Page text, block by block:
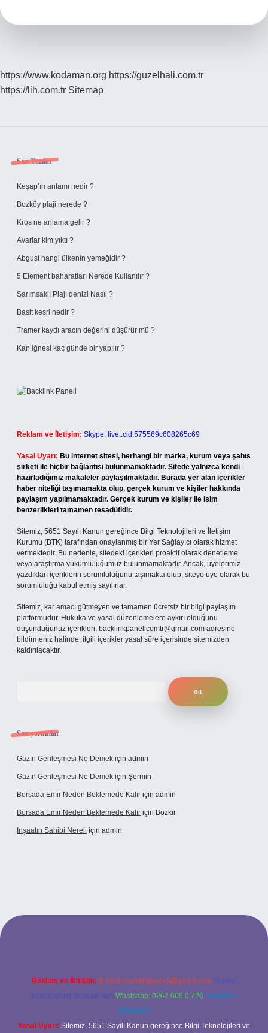
https://www.kodaman.org https://guzelhali.com.tr
https://lih.com.tr Sitemap
Sidebar
Son Yazılar
Keşap’ın anlamı nedir ?
Bozköy plaji nerede ?
Kros ne anlama gelir ?
Avarlar kim yıktı ?
Abguşt hangi ülkenin yemeğidir ?
5 Element baharatları Nerede Kullanılır ?
Sarımsaklı Plajı denizi Nasıl ?
Basit kesri nedir ?
Tramer kaydı aracın değerini düşürür mü ?
Kan iğnesi kaç günde bir yapılır ?
Reklam ve İletişim: Skype: live:.cid.575569c608265c69
Yasal Uyarı: Bu internet sitesi, herhangi bir marka, kurum veya şahıs
şirketi ile hiçbir bağlantısı bulunmamaktadır. Sitede yalnızca kendi
hazırladığımız makaleler paylaşılmaktadır. Burada yer alan içerikler
haber niteliği taşımamakta olup, gerçek kurum ve kişiler hakkında
paylaşım yapılmamaktadır. Gerçek kurum ve kişiler ile isim
benzerlikleri tamamen tesadüfidir.
Sitemiz, 5651 Sayılı Kanun gereğince Bilgi Teknolojileri ve İletişim
Kurumu (BTK) tarafından onaylanmış bir Yer Sağlayıcı olarak hizmet
vermektedir. Bu nedenle, sitedeki içerikleri proaktif olarak denetleme
veya araştırma yükümlülüğümüz bulunmamaktadır. Ancak, üyelerimiz
yazdıkları içeriklerin sorumluluğunu taşımakta olup, siteye üye olarak bu
sorumluluğu kabul etmiş sayılırlar.
Sitemiz, kar amacı gütmeyen ve tamamen ücretsiz bir bilgi paylaşım
platformudur. Hukuka ve yasal düzenlemelere aykırı olduğunu
düşündüğünüz içerikleri, backlinkpanelicomtr@gmail.com adresine
bildirmeniz halinde, ilgili içerikler yasal süre içerisinde sitemizden
kaldırılacaktır.
Son yorumlar
Gazın Genleşmesi Ne Demek için admin
Gazın Genleşmesi Ne Demek için Şermin
Borsada Emir Neden Beklemede Kalır için admin
Borsada Emir Neden Beklemede Kalır için Bozkır
Inşaatın Sahibi Nereli için admin
Reklam ve İletişim: E-mail: backlinkpaneli@gmail.com Teams:
forumhizmeti@gmail.com Whatsapp: 0262 606 0 726 Telegram:
@karabul
Yasal Uyarı: Sitemiz, 5651 Sayılı Kanun gereğince Bilgi Teknolojileri ve